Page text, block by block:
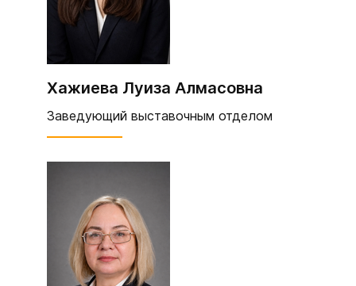
Хажиева Луиза Алмасовна
Заведующий выставочным отделом